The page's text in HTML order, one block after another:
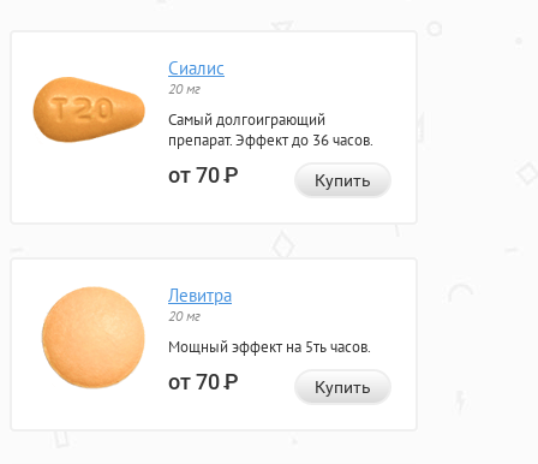
Сиалис
20 мг
Самый долгоиграющий
препарат. Эффект до 36 часов.
от 70Р Купить
Левитра
20 мг
Мощный эффект на 5ть часов.
от 70Р Купить